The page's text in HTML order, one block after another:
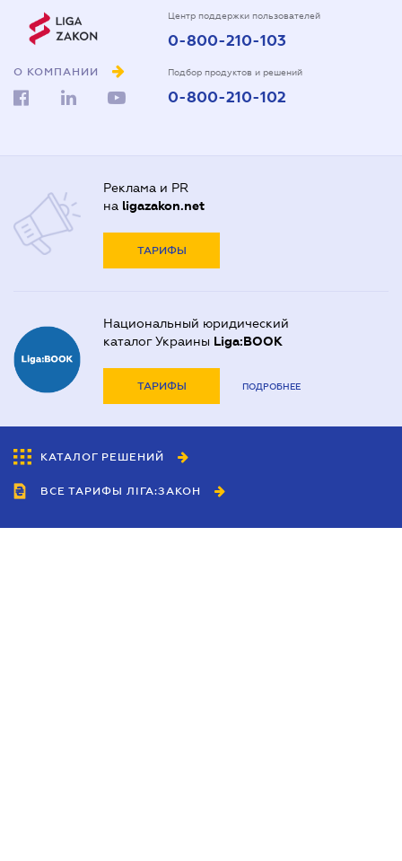
О КОМПАНИИ
Центр поддержки пользователей
0-800-210-103
Подбор продуктов и решений
0-800-210-102
Реклама и PR
на ligazakon.net
ТАРИФЫ
Национальный юридический
каталог Украины Liga:BOOK
ТАРИФЫ ПОДРОБНЕЕ
КАТАЛОГ РЕШЕНИЙ
ВСЕ ТАРИФЫ ЛІГА:ЗАКОН